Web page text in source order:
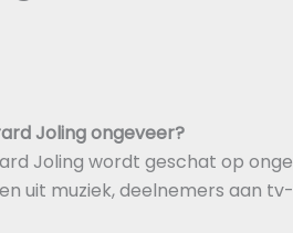
Joling ongeveer?
Joling wordt geschat op
uit muziek, deelnemers aan